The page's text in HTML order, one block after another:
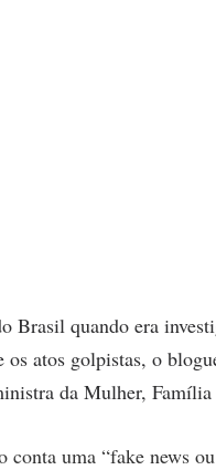
Brasil quando era
atos golpistas, o
da Mulher,
conta uma “fake news